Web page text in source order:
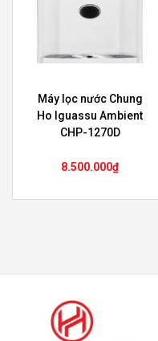
Máy lọc nước Chung
Ho Iguassu Ambient
CHP-1270D
8.500.000₫